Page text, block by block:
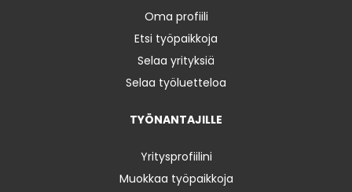
Oma profiili
Etsi työpaikkoja
Selaa yrityksiä
Selaa työluetteloa
TYÖNANTAJILLE
Yritysprofiilini
Muokkaa työpaikkoja